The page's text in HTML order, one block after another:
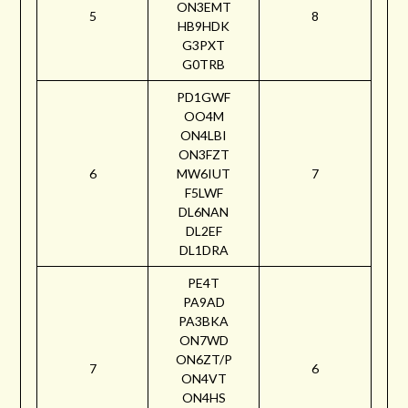
5
ON3EMT
HB9HDK
G3PXT
G0TRB
8
6
PD1GWF
OO4M
ON4LBI
ON3FZT
MW6IUT
F5LWF
DL6NAN
DL2EF
DL1DRA
7
7
PE4T
PA9AD
PA3BKA
ON7WD
ON6ZT/P
ON4VT
ON4HS
6